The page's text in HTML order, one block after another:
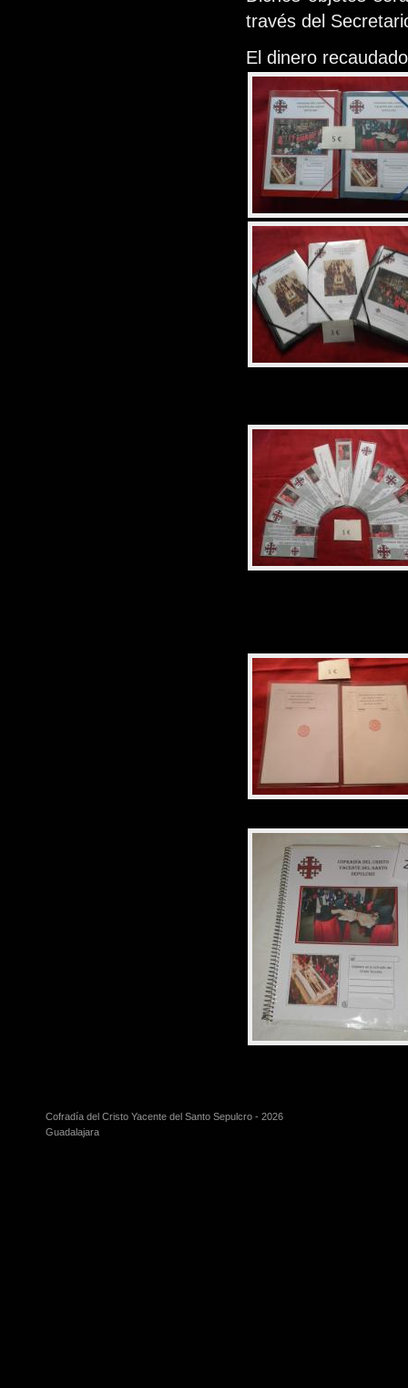
través del
El dinero
Cofradía del Cristo Yacente del Santo Sepulcro - 2026
Guadalajara